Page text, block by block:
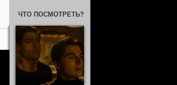
ЧТО ПОСМОТРЕТЬ?